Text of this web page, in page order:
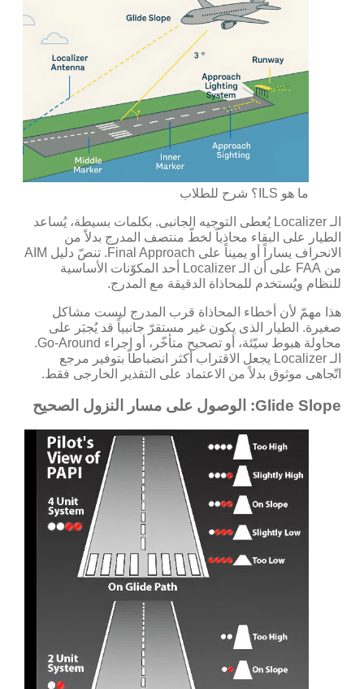
ما هو ILS؟ شرح للطلاب
الـ Localizer يُعطى التوجيه الجانبى. بكلمات بسيطة، يُساعد
الطيار على البقاء محاذياً لخطّ منتصف المدرج بدلاً من
الانحراف يساراً أو يميناً على Final Approach. تنصّ دليل AIM
من FAA على أن الـ Localizer أحد المكوّنات الأساسية
للنظام ويُستخدم للمحاذاة الدقيقة مع المدرج.
هذا مهمّ لأن أخطاء المحاذاة قرب المدرج ليست مشاكل
صغيرة. الطيار الذى يكون غير مستقرّ جانبياً قد يُجبَر على
محاولة هبوط سيّئة، أو تصحيح متأخّر، أو إجراء Go-Around.
الـ Localizer يجعل الاقتراب أكثر انضباطاً بتوفير مرجع
اتّجاهى موثوق بدلاً من الاعتماد على التقدير الخارجى فقط.
Glide Slope: الوصول على مسار النزول الصحيح